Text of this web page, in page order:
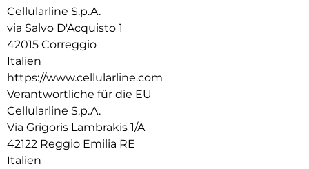
Cellularline S.p.A.
via Salvo D'Acquisto 1
42015 Correggio
Italien
https://www.cellularline.com
Verantwortliche für die EU
Cellularline S.p.A.
Via Grigoris Lambrakis 1/A
42122 Reggio Emilia RE
Italien